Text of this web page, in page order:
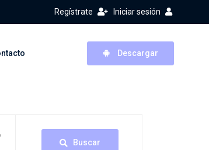
Regístrate Iniciar sesión
Descargar
Buscar